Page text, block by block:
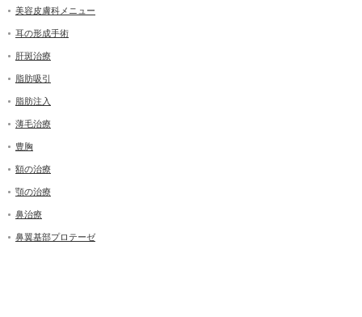
美容皮膚科メニュー
耳の形成手術
肝斑治療
脂肪吸引
脂肪注入
薄毛治療
豊胸
額の治療
顎の治療
鼻治療
鼻翼基部プロテーゼ